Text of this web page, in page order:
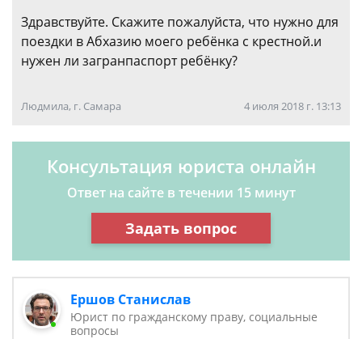
Здравствуйте. Скажите пожалуйста, что нужно для
поездки в Абхазию моего ребёнка с крестной.и
нужен ли загранпаспорт ребёнку?
Людмила, г. Самара 4 июля 2018 г. 13:13
Консультация юриста онлайн
Ответ на сайте в течении 15 минут
Задать вопрос
Ершов Станислав
Юрист по гражданскому праву, социальные
вопросы